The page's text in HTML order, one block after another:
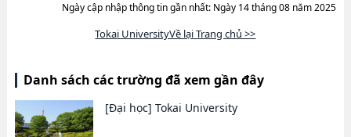
Ngày cập nhập thông tin gần nhất: Ngày 14 tháng 08 năm 2025
Tokai UniversityVề lại Trang chủ >>
Danh sách các trường đã xem gần đây
[Đại học] Tokai University